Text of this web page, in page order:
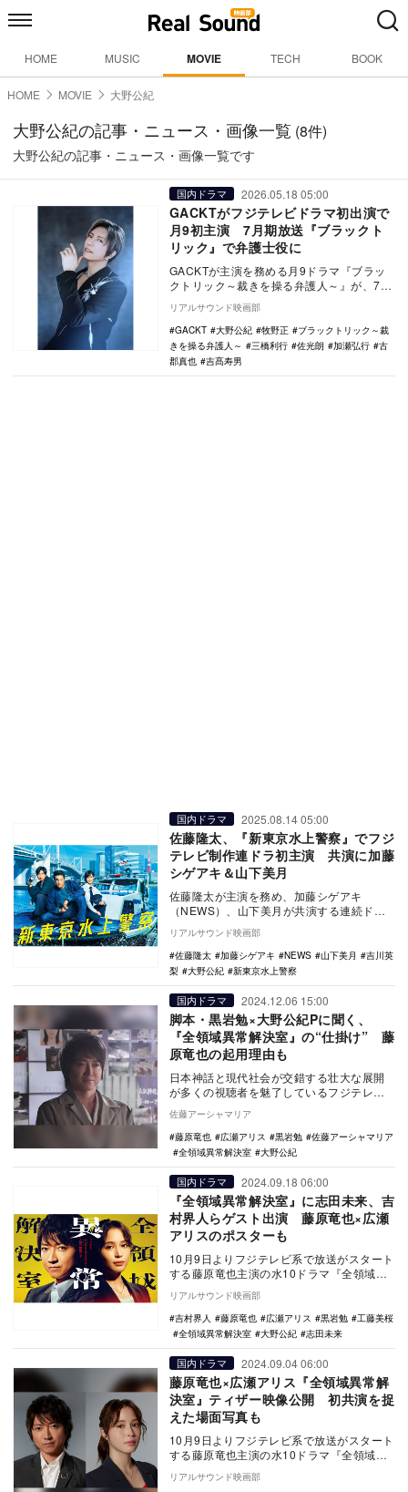
HOME MUSIC MOVIE TECH BOOK
HOME MOVIE 大野公紀
大野公紀の記事・ニュース・画像一覧 (8件)
大野公紀の記事・ニュース・画像一覧です
国内ドラマ 2026.05.18 05:00
GACKTがフジテレビドラマ初出演で
月9初主演 7月期放送『ブラックト
リック』で弁護士役に
GACKTが主演を務める月9ドラマ『ブラッ
クトリック～裁きを操る弁護人～』が、7月
20日よりフジテレビ系で放送される。“でっ
ち上…
リアルサウンド映画部
GACKT
大野公紀 牧野正
ブラックトリック～裁
きを操る弁護人～
三橋利行 佐光朗 加瀬弘行
古
郡真也
吉髙寿男
国内ドラマ 2025.08.14 05:00
佐藤隆太、『新東京水上警察』でフジ
テレビ制作連ドラ初主演 共演に加藤
シゲアキ＆山下美月
佐藤隆太が主演を務め、加藤シゲアキ
（NEWS）、山下美月が共演する連続ドラ
マ『新東京水上警察』が、10月7日よりフジ
テレビ火9枠…
リアルサウンド映画部
佐藤隆太
加藤シゲアキ NEWS 山下美月
吉川英
梨
大野公紀 新東京水上警察
国内ドラマ 2024.12.06 15:00
脚本・黒岩勉×大野公紀Pに聞く、
『全領域異常解決室』の“仕掛け” 藤
原竜也の起用理由も
日本神話と現代社会が交錯する壮大な展開
が多くの視聴者を魅了しているフジテレビ
水10ドラマ『全領域異常解決室』。12月11
日に放送…
佐藤アーシャマリア
藤原竜也
広瀬アリス 黒岩勉
佐藤アーシャマリア
全領域異常解決室
大野公紀
国内ドラマ 2024.09.18 06:00
『全領域異常解決室』に志田未来、吉
村界人らゲスト出演 藤原竜也×広瀬
アリスのポスターも
10月9日よりフジテレビ系で放送がスタート
する藤原竜也主演の水10ドラマ『全領域異
常解決室』のゲストキャストとして、志田
未来、吉…
リアルサウンド映画部
吉村界人
藤原竜也 広瀬アリス 黒岩勉
工藤美桜
全領域異常解決室
大野公紀 志田未来
国内ドラマ 2024.09.04 06:00
藤原竜也×広瀬アリス『全領域異常解
決室』ティザー映像公開 初共演を捉
えた場面写真も
10月9日よりフジテレビ系で放送がスタート
する藤原竜也主演の水10ドラマ『全領域異
常解決室』のティザー映像と場面写真が公
開された…
リアルサウンド映画部